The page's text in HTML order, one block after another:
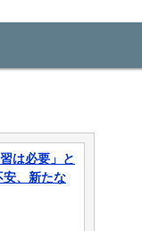
は必要」と
安、新たな